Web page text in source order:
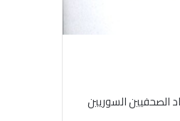
الصحفيين السوريين
ويطالب